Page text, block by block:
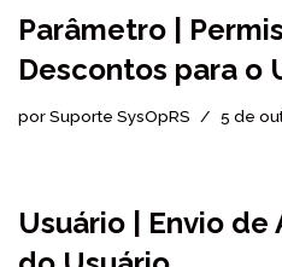
Parâmetro |
Descontos para o
porSuporte SysOpRS 5 de
Usuário | Envio de